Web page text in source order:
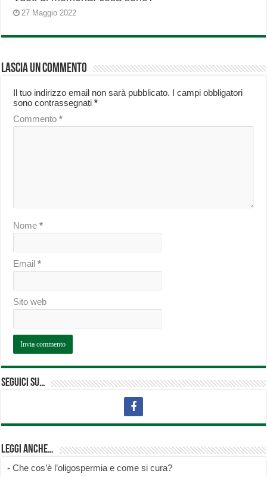
27 Maggio 2022
Lascia un commento
Il tuo indirizzo email non sarà pubblicato. I campi obbligatori
sono contrassegnati*
Commento*
Nome*
Email*
Sito web
Seguici su…
Leggi anche…
-Che cos’è l’oligospermia e come si cura?